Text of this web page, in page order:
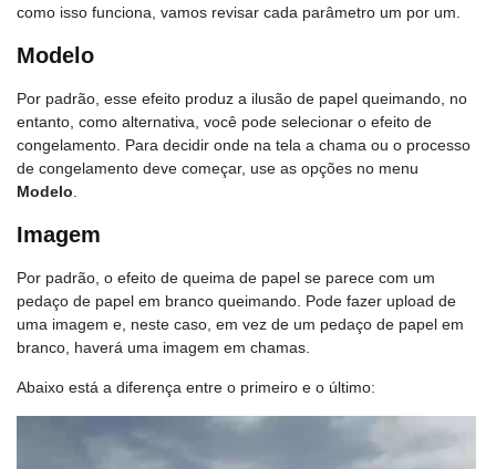
como isso funciona, vamos revisar cada parâmetro um por um.
Modelo
Por padrão, esse efeito produz a ilusão de papel queimando, no
entanto, como alternativa, você pode selecionar o efeito de
congelamento. Para decidir onde na tela a chama ou o processo
de congelamento deve começar, use as opções no menu
Modelo
Imagem
Por padrão, o efeito de queima de papel se parece com um
pedaço de papel em branco queimando. Pode fazer upload de
uma imagem e, neste caso, em vez de um pedaço de papel em
branco, haverá uma imagem em chamas.
Abaixo está a diferença entre o primeiro e o último: